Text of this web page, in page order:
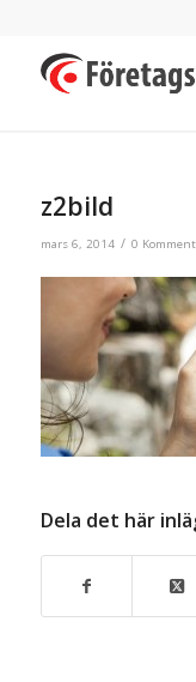
z2bild
mars 6, 2014 / 0
Dela det här